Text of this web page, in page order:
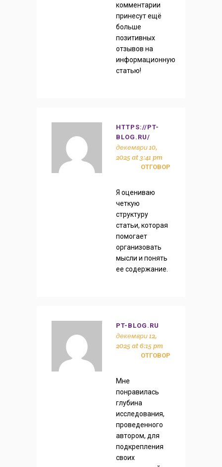
комментарии
принесут ещё
больше
позитивных
отзывов на
информационную
статью!
HTTPS://PT-
BLOG.RU/
декември 10,
2025 at 3:41 pm
ОТГОВОР
Я оцениваю
четкую
структуру
статьи, которая
помогает
организовать
мысли и понять
ее содержание.
PT-BLOG.RU
декември 12,
2025 at 6:15 pm
ОТГОВОР
Мне
понравилась
глубина
исследования,
проведенного
автором, для
подкрепления
своих